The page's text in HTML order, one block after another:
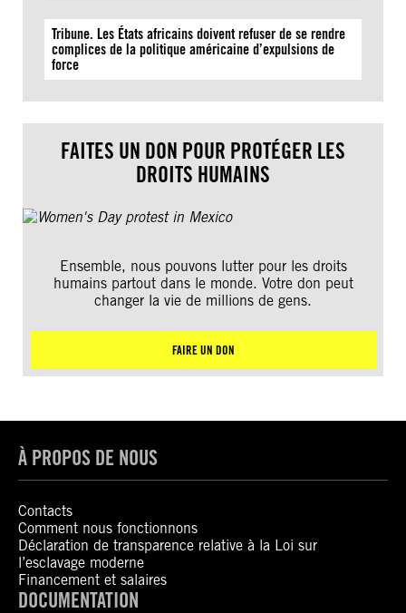
Tribune. Les États africains doivent refuser de se rendre
complices de la politique américaine d’expulsions de
force
FAITES UN DON POUR PROTÉGER LES
DROITS HUMAINS
Ensemble, nous pouvons lutter pour les droits
humains partout dans le monde. Votre don peut
changer la vie de millions de gens.
FAIRE UN DON
À PROPOS DE NOUS
Contacts
Comment nous fonctionnons
Déclaration de transparence relative à la Loi sur
l’esclavage moderne
Financement et salaires
DOCUMENTATION